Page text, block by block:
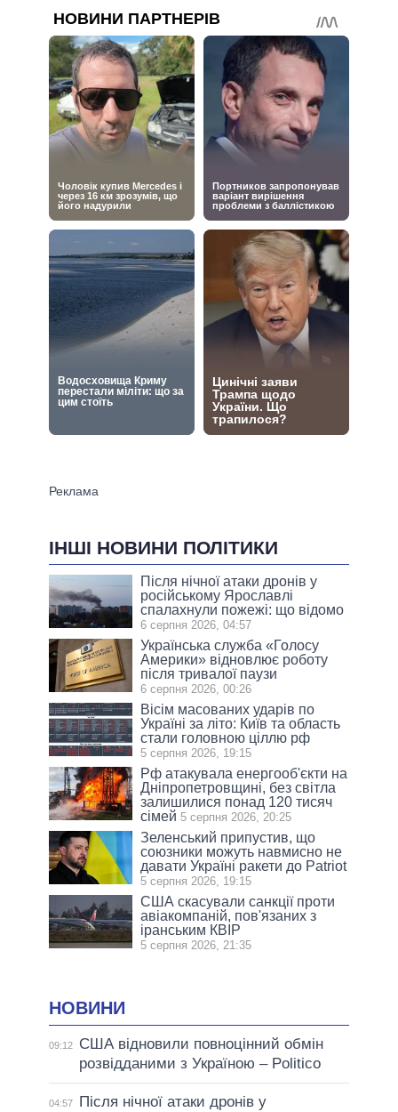
ІНШІ НОВИНИ ПОЛІТИКИ
Після нічної атаки дронів у
російському Ярославлі
спалахнули пожежі: що відомо
6 серпня 2026, 04:57
Українська служба «Голосу
Америки» відновлює роботу
після тривалої паузи
6 серпня 2026, 00:26
Вісім масованих ударів по
Україні за літо: Київ та область
стали головною ціллю рф
5 серпня 2026, 19:15
Рф атакувала енергооб'єкти на
Дніпропетровщині, без світла
залишилися понад 120 тисяч
сімей 5 серпня 2026, 20:25
Зеленський припустив, що
союзники можуть навмисно не
давати Україні ракети до Patriot
5 серпня 2026, 19:15
США скасували санкції проти
авіакомпаній, пов'язаних з
іранським КВІР
5 серпня 2026, 21:35
НОВИНИ
09:12
США відновили повноцінний обмін
розвідданими з Україною – Politico
04:57
Після нічної атаки дронів у